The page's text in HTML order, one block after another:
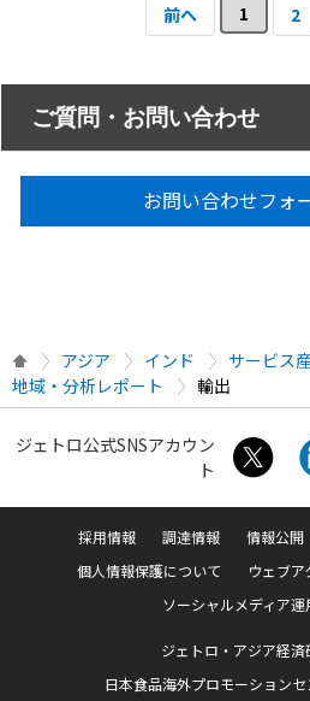
前へ 1 2
ご質問・お問い合わせ
お問い合わせフォ
アジア インド
サービス
地域・分析レポート
輸出
ジェトロ公式SNSアカウン
ト
採用情報 調達情報 情報公開
個人情報保護について
ウェブ
ソーシャルメディア運
ジェトロ・アジア経済
日本食品海外プロモーションセ